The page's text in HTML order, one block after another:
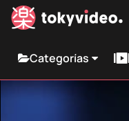
Categorías